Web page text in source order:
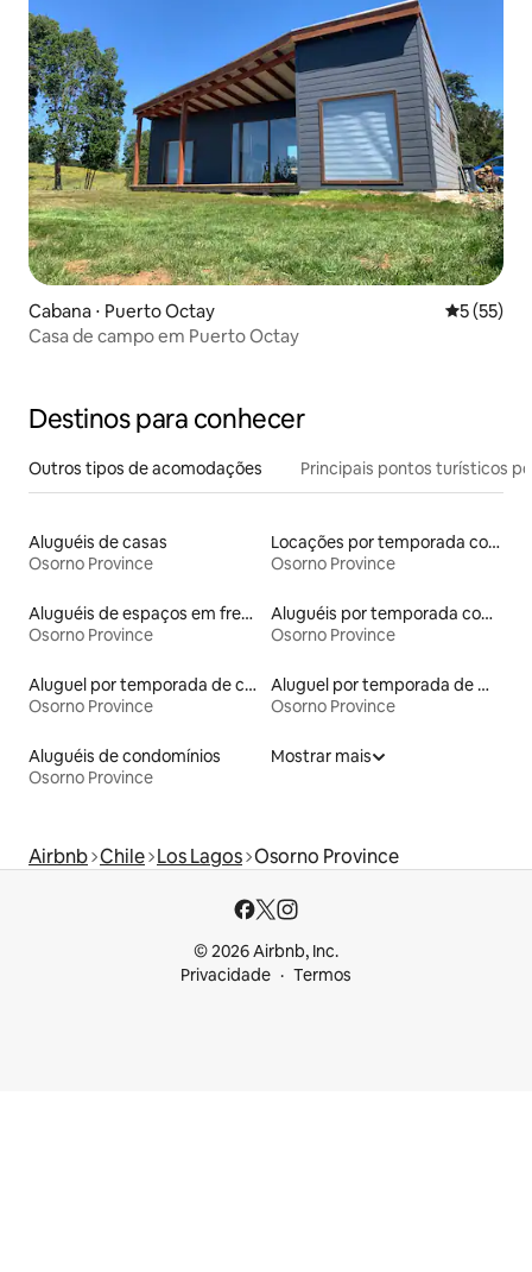
Cabana ⋅ Puerto Octay 5 de uma
5 (55)
Casa de campo em Puerto Octay
Destinos para conhecer
Outros tipos de acomodações Principais pontos turísticos
Aluguéis de casas
Osorno Province
Locações por temporada com piscina
Osorno Province
Aluguéis de espaços em frente à praia
Osorno Province
Aluguéis por temporada com acesso ao lago
Osorno Province
Aluguel por temporada de casas arredondadas
Osorno Province
Aluguel por temporada de microcasas
Osorno Province
Aluguéis de condomínios
Osorno Province
Mostrar mais
Airbnb Chile Los Lagos Osorno Province
© 2026 Airbnb, Inc.
Privacidade
Termos